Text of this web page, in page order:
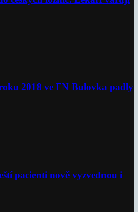
2018 ve FN Bulovka padly
pacienti nově vyzvednou i